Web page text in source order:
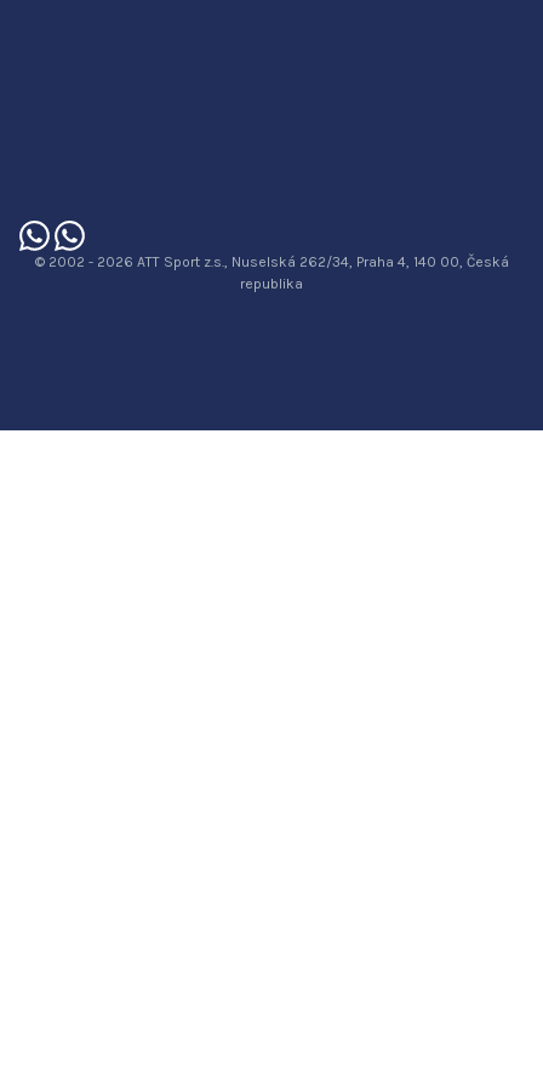
© 2002 - 2026 ATT Sport z.s., Nuselská 262/34, Praha 4, 140 00, Česká
republika